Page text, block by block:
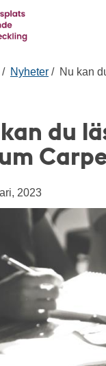
Nyheter Nu kan
du
2023